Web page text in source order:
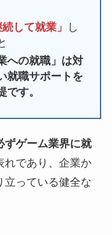
して就業」
し
への就職」は対
就職サポートを
です。
ずゲーム業界に就
れであり、企業か
立っている健全な